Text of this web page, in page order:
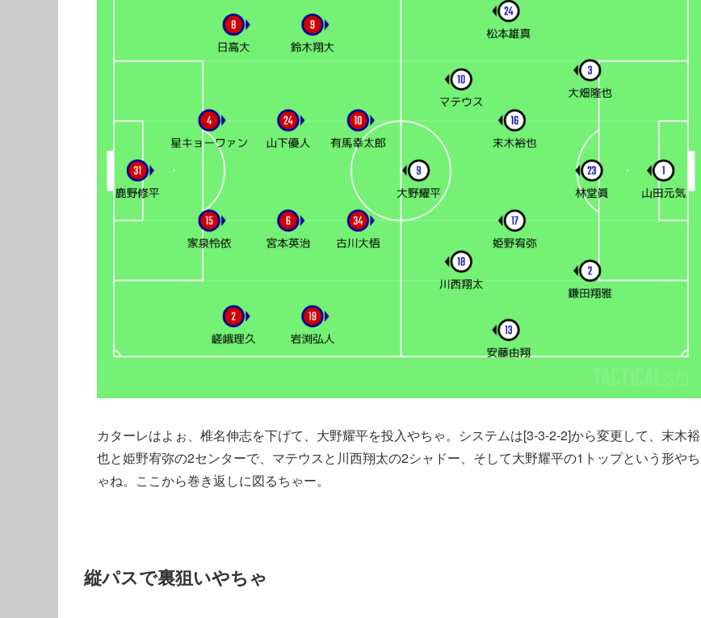
カターレはよぉ、椎名伸志を下げて、大野耀平を投入やちゃ。システムは[3-3-2-2]から変更して、末木裕
也と姫野宥弥の2センターで、マテウスと川西翔太の2シャドー、そして大野耀平の1トップという形やち
ゃね。ここから巻き返しに図るちゃー。
縦パスで裏狙いやちゃ